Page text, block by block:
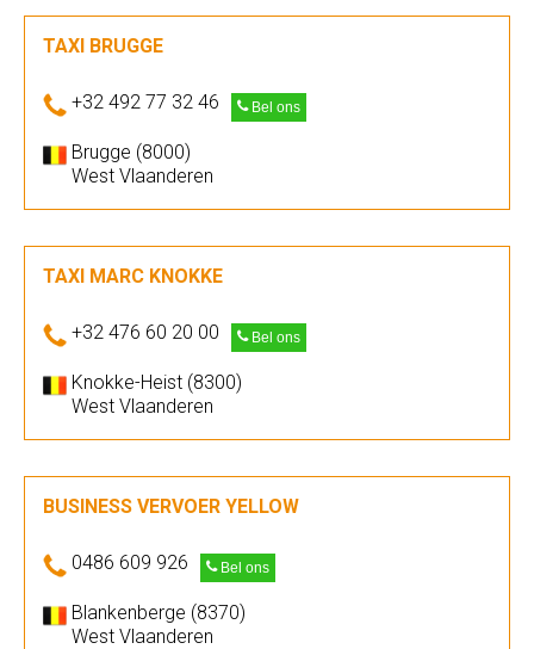
TAXI BRUGGE
+32 492 77 32 46 Bel ons
Brugge (8000)
West Vlaanderen
TAXI MARC KNOKKE
+32 476 60 20 00 Bel ons
Knokke-Heist (8300)
West Vlaanderen
BUSINESS VERVOER YELLOW
0486 609 926 Bel ons
Blankenberge (8370)
West Vlaanderen